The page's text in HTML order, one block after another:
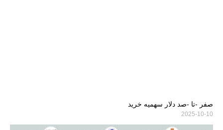
صفر -تا -صد دلار سهمیه خرید
2025-10-10